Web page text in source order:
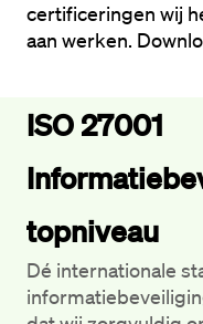
certificeringen wij
aan werken.
ISO 27001
topniveau
Dé internationale